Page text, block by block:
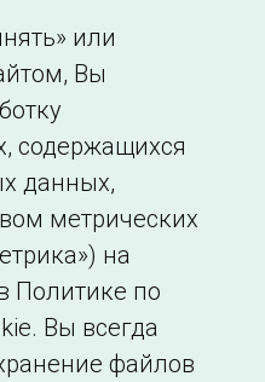
Сведения об
или
Вы
содержащихся
данных,
метрических
на
Политике по
Вы всегда
файлов